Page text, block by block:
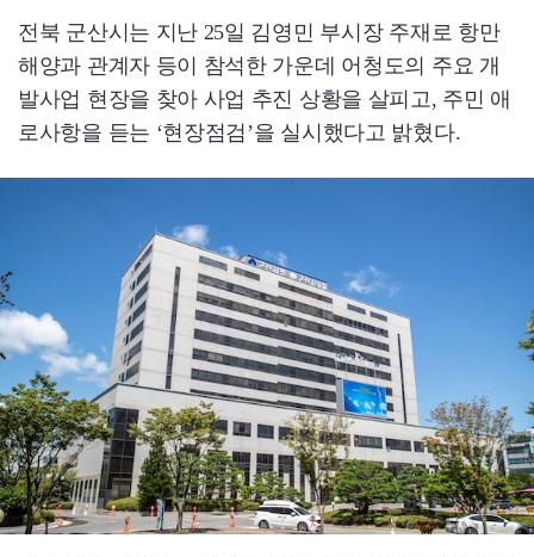
전북 군산시는 지난 25일 김영민 부시장 주재로 항만
해양과 관계자 등이 참석한 가운데 어청도의 주요 개
발사업 현장을 찾아 사업 추진 상황을 살피고, 주민 애
로사항을 듣는 ‘현장점검’을 실시했다고 밝혔다.